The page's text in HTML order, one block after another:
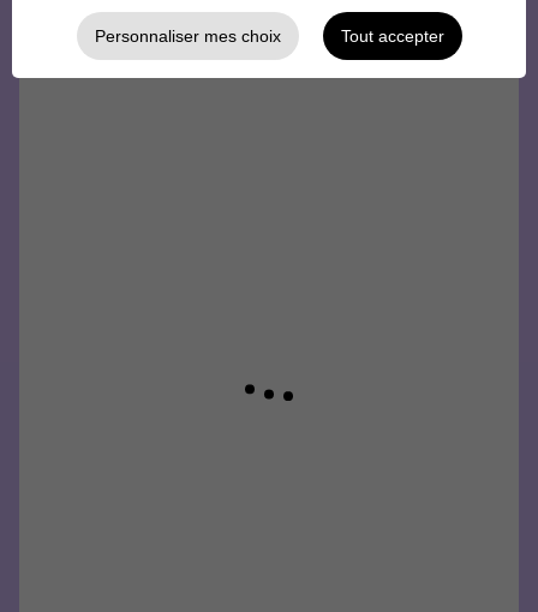
Personnaliser mes choix Tout accepter